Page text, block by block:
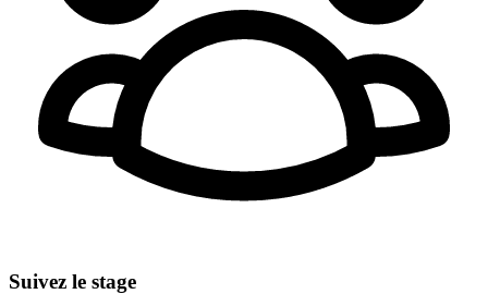
Suivez le stage